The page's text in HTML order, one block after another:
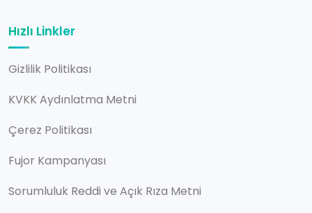
Hızlı Linkler
Gizlilik Politikası
KVKK Aydınlatma Metni
Çerez Politikası
Fujor Kampanyası
Sorumluluk Reddi ve Açık Rıza Metni